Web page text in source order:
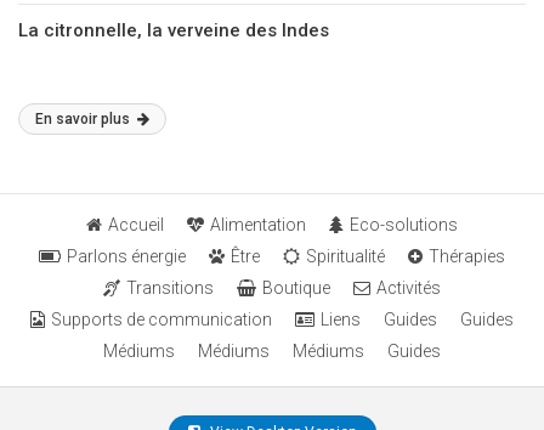
La citronnelle, la verveine des Indes
En savoir plus
Accueil Alimentation
Eco-solutions
Parlons énergie
Être Spiritualité
Thérapies
Transitions
Boutique
Activités
Supports de communication
Liens Guides
Guides
Médiums
Médiums Médiums Guides